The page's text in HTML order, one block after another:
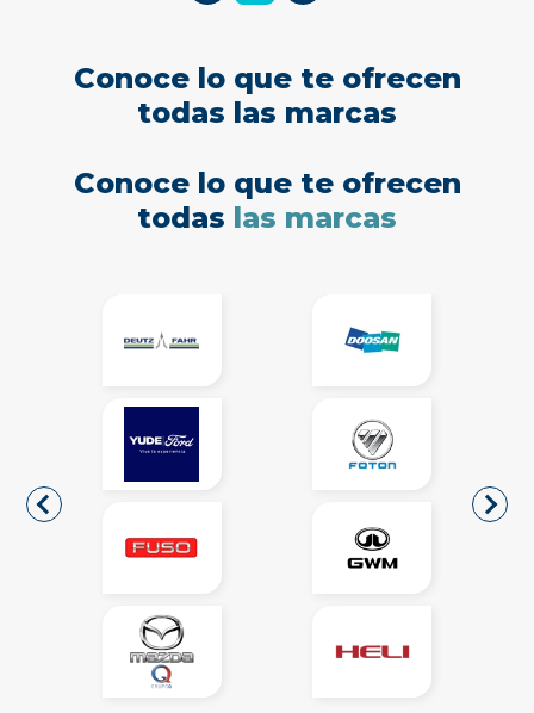
Conoce lo que te ofrecen
todas las marcas
Conoce lo que te ofrecen
todas las marcas